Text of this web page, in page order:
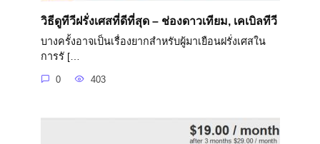
วิธีดูทีวีฝรั่งเศสที่ดีที่สุด – ช่องดาวเทียม, เคเบิลทีวี
บางครั้งอาจเป็นเรื่องยากสำหรับผู้มาเยือนฝรั่งเศสใน
การรั […
0 403